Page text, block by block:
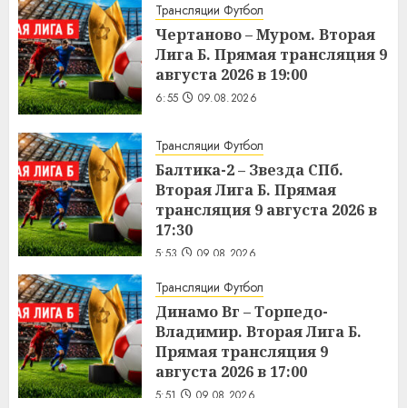
Трансляции Футбол
Чертаново – Муром. Вторая
Лига Б. Прямая трансляция 9
августа 2026 в 19:00
6:55 09.08.2026
Трансляции Футбол
Балтика-2 – Звезда СПб.
Вторая Лига Б. Прямая
трансляция 9 августа 2026 в
17:30
5:53 09.08.2026
Трансляции Футбол
Динамо Вг – Торпедо-
Владимир. Вторая Лига Б.
Прямая трансляция 9
августа 2026 в 17:00
5:51 09.08.2026